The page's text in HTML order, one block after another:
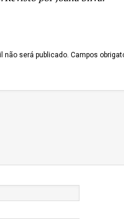
não será publicado. Campos